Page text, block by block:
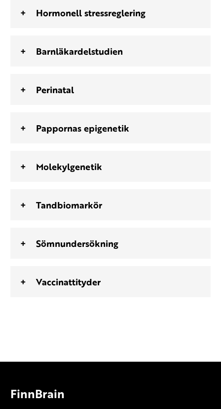
Hormonell stressreglering
Barnläkardelstudien
Perinatal
Pappornas epigenetik
Molekylgenetik
Tandbiomarkör
Sömnundersökning
Vaccinattityder
FinnBrain